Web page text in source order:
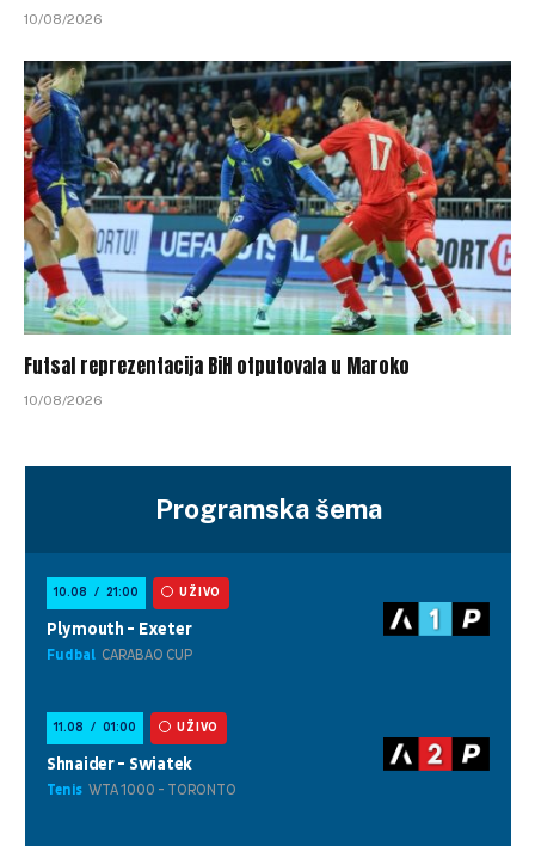
10/08/2026
Futsal reprezentacija BiH otputovala u Maroko
10/08/2026
Programska šema